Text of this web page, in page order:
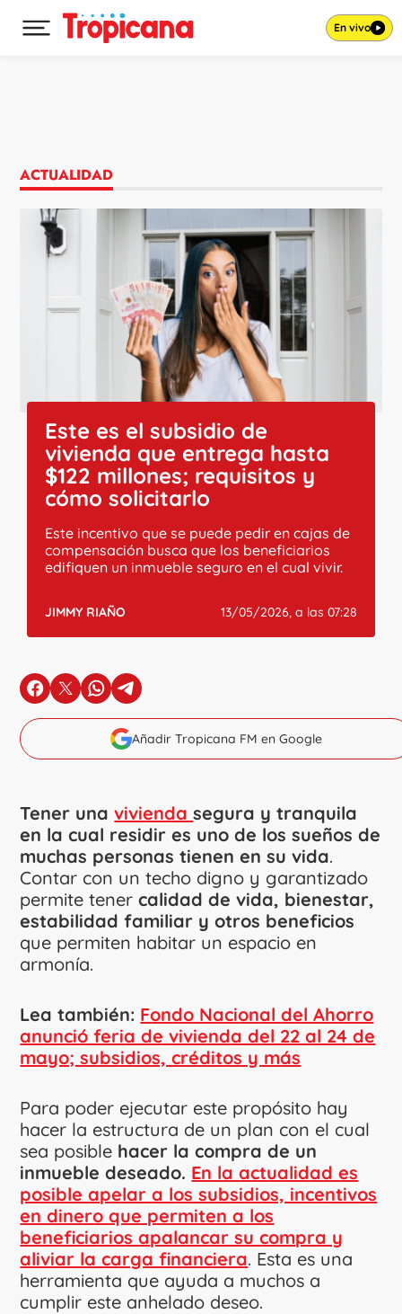
Desplegar menú principal En vivo
ACTUALIDAD
Este es el subsidio de
vivienda que entrega hasta
$122 millones; requisitos y
cómo solicitarlo
Este incentivo que se puede pedir en cajas de
compensación busca que los beneficiarios
edifiquen un inmueble seguro en el cual vivir.
JIMMY RIAÑO 13/05/2026, a las 07:28
en Facebook
en Xen Whatsapp
en Telegram
Añadir Tropicana FM en Google
Tener unaviviendasegura y tranquila
en la cual residir es uno de los sueños de
muchas personas tienen en su vida.
Contar con un techo digno y garantizado
permite tenercalidad de vida, bienestar,
estabilidad familiar y otros beneficios
que permiten habitar un espacio en
armonía.
Lea también: Fondo Nacional del Ahorro
anunció feria de vivienda del 22 al 24 de
mayo; subsidios, créditos y más
Para poder ejecutar este propósito hay
hacer la estructura de un plan con el cual
sea posible hacer la compra de un
inmueble deseado. En la actualidad es
posible apelar a los subsidios, incentivos
en dinero que permiten a los
beneficiarios apalancar su compra y
aliviar la carga financiera. Esta es una
herramienta que ayuda a muchos a
cumplir este anhelado deseo.